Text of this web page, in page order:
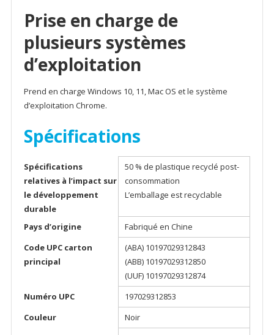
Prise en charge de
plusieurs systèmes
d’exploitation
Prend en charge Windows 10, 11, Mac OS et le système
d’exploitation Chrome.
Spécifications
Spécifications
relatives à l’impact sur
le développement
durable
50 % de plastique recyclé post-
consommation
L’emballage est recyclable
Pays d’origine
Fabriqué en Chine
Code UPC carton
principal
(ABA) 10197029312843
(ABB) 10197029312850
(UUF) 10197029312874
Numéro UPC
197029312853
Couleur
Noir